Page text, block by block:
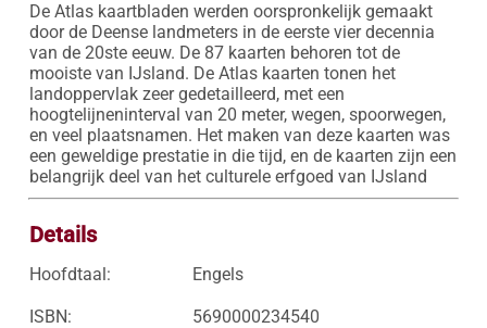
De Atlas kaartbladen werden oorspronkelijk gemaakt
door de Deense landmeters in de eerste vier decennia
van de 20ste eeuw. De 87 kaarten behoren tot de
mooiste van IJsland. De Atlas kaarten tonen het
landoppervlak zeer gedetailleerd, met een
hoogtelijneninterval van 20 meter, wegen, spoorwegen,
en veel plaatsnamen. Het maken van deze kaarten was
een geweldige prestatie in die tijd, en de kaarten zijn een
belangrijk deel van het culturele erfgoed van IJsland
Details
Hoofdtaal: Engels
ISBN: 5690000234540